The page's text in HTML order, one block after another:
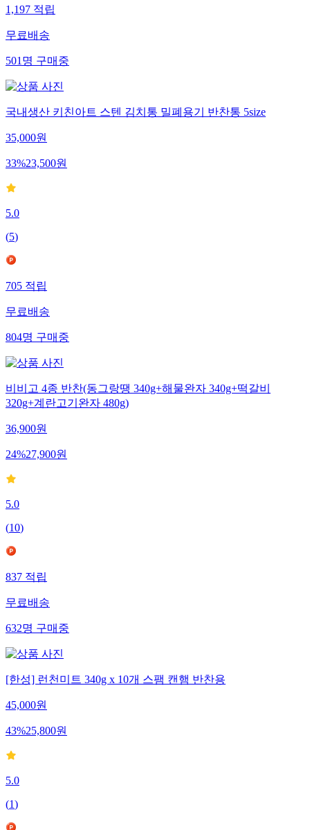
1,197 적립
무료배송
501 명 구매중
국내생산 키친아트 스텐 김치통 밀폐용기 반찬통 5size
35,000원
33%23,500원
5.0
(5)
705 적립
무료배송
804명 구매중
비비고 4종 반찬(동그랑땡 340g+해물완자 340g+떡갈비
320g+계란고기완자 480g)
36,900원
24%27,900원
5.0
(10)
837 적립
무료배송
632명 구매중
[한성] 런천미트 340g x 10개 스팸 캔햄 반찬용
45,000원
43%25,800원
5.0
(1)